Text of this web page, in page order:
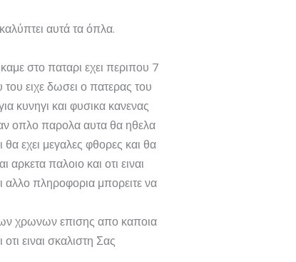
αυτά τα όπλα.
στο παταρι εχει περιπου 7
ειχε δωσει ο πατερας του
κυνηγι και φυσικα κανενας
οπλο παρολα αυτα θα ηθελα
εχει μεγαλες φθορες και θα
παλοιο και οτι ειναι
αλλο πληροφορια μπορειτε να
χρωνων επισης απο καποια
ειναι σκαλιστη Σας